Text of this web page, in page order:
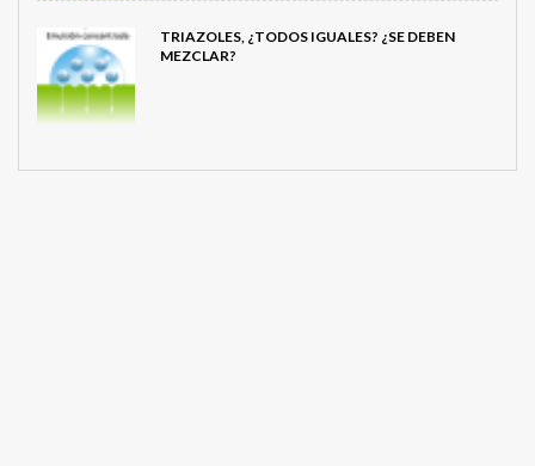
TRIAZOLES, ¿TODOS IGUALES? ¿SE DEBEN
MEZCLAR?